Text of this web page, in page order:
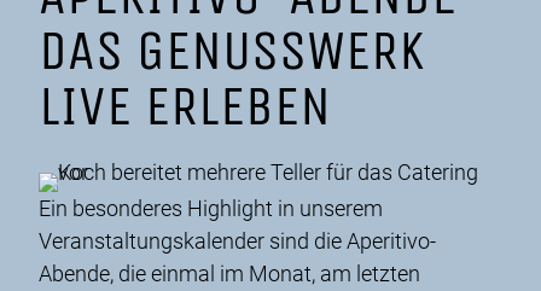
DAS GENUSSWERK
LIVE ERLEBEN
Ein besonderes Highlight in unserem
Veranstaltungskalender sind die Aperitivo-
Abende, die einmal im Monat, am letzten